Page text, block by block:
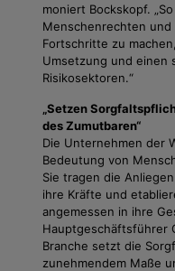
moniert Bockskopf.
Menschenrechten
Fortschritte zu
Umsetzung und einen
Risikosektoren.“
„Setzen
des Zumutbaren“
Die Unternehmen der
Bedeutung von
Sie tragen die
ihre Kräfte und
angemessen in ihre
Hauptgeschäftsführer
Branche setzt die
zunehmendem Maße